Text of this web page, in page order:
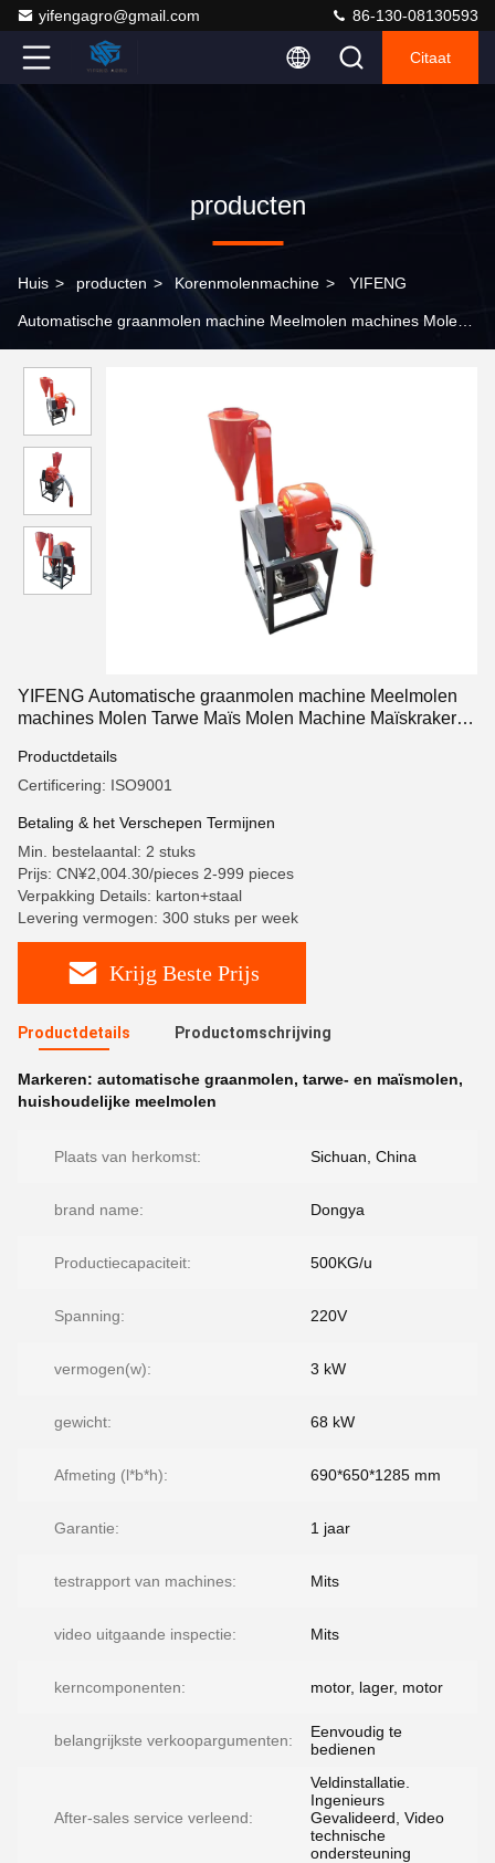
yifengagro@gmail.com 86-130-08130593
Citaat
producten
Huis > producten > Korenmolenmachine > YIFENG
Automatische graanmolen machine Meelmolen machines Molen
YIFENG Automatische graanmolen machine Meelmolen
machines Molen Tarwe Maïs Molen Machine Maïskraker
Productdetails
Certificering: ISO9001
Betaling & het Verschepen Termijnen
Min. bestelaantal: 2 stuks
Prijs: CN¥2,004.30/pieces 2-999 pieces
Verpakking Details: karton+staal
Levering vermogen: 300 stuks per week
Krijg Beste Prijs
Productdetails Productomschrijving
Markeren: automatische graanmolen, tarwe- en maïsmolen,
huishoudelijke meelmolen
Plaats van herkomst: Sichuan, China
brand name: Dongya
Productiecapaciteit: 500KG/u
Spanning: 220V
vermogen(w): 3 kW
gewicht: 68 kW
Afmeting (l*b*h): 690*650*1285 mm
Garantie: 1 jaar
testrapport van machines: Mits
video uitgaande inspectie: Mits
kerncomponenten: motor, lager, motor
belangrijkste verkoopargumenten:
Eenvoudig te
bedienen
After-sales service verleend:
Veldinstallatie.
Ingenieurs
Gevalideerd, Video
technische
ondersteuning